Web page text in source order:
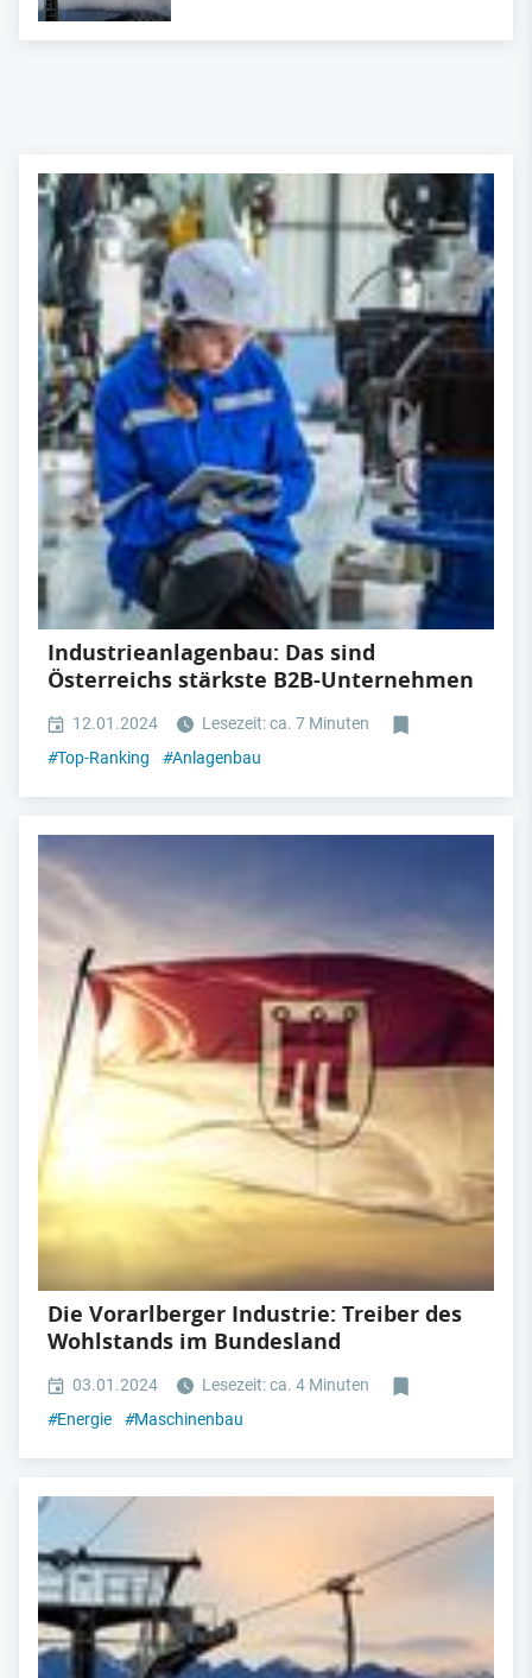
Industrieanlagenbau: Das sind
Österreichs stärkste B2B-Unternehmen
12.01.2024
Lesezeit: ca. 7 Minuten
#Top-Ranking #Anlagenbau
Die Vorarlberger Industrie: Treiber des
Wohlstands im Bundesland
03.01.2024
Lesezeit: ca. 4 Minuten
#Energie #Maschinenbau